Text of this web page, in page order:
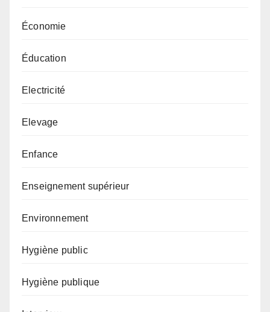
Économie
Éducation
Electricité
Elevage
Enfance
Enseignement supérieur
Environnement
Hygiène public
Hygiène publique